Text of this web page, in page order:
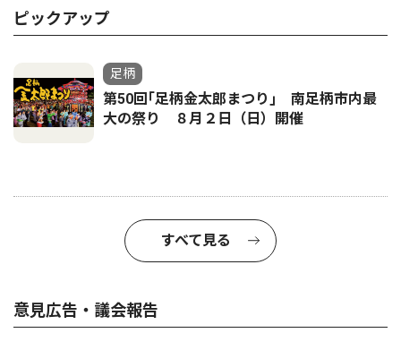
ピックアップ
足柄
第50回｢足柄金太郎まつり｣ 南足柄市内最
大の祭り ８月２日（日）開催
すべて見る
意見広告・議会報告